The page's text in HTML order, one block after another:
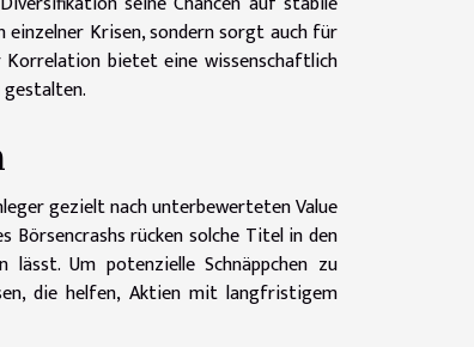
Krisen, sondern sorgt auch für
Korrelation bietet eine wissenschaftlich
gezielt nach unterbewerteten Value
Börsencrashs rücken solche Titel in den
Um potenzielle Schnäppchen zu
die helfen, Aktien mit langfristigem